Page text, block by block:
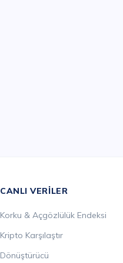
CANLI VERILER
Korku & Açgözlülük Endeksi
Kripto Karşılaştır
Dönüştürücü